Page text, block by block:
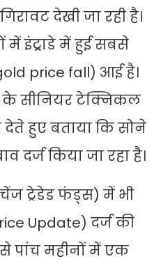
देखी जा रही है।
इंट्र्राडे में हुई सबसे
price fall) आई है।
के सीनियर टेक्निकल
हुए बताया कि सोने
दर्ज किया जा रहा है।
ट्रेडेड फंड्स) में भी
Update) दर्ज की
पांच महीनों में एक